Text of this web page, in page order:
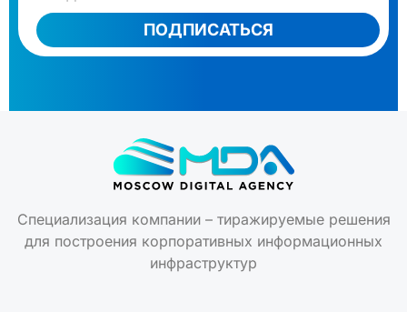
ПОДПИСАТЬСЯ
Специализация компании – тиражируемые решения
для построения корпоративных информационных
инфраструктур